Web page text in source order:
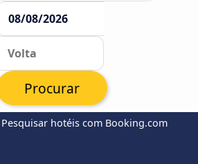
Pesquisar hotéis com Booking.com
Procurar